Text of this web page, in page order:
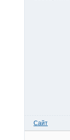
Сайт